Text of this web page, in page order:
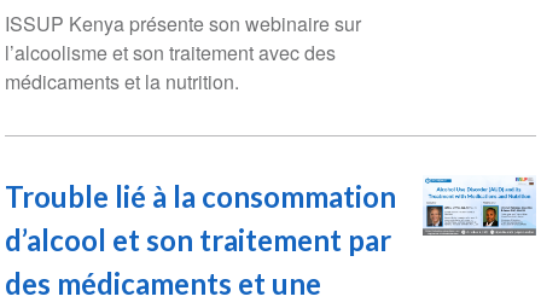
ISSUP Kenya présente son webinaire sur
l’alcoolisme et son traitement avec des
médicaments et la nutrition.
Trouble lié à la consommation
d’alcool et son traitement par
des médicaments et une